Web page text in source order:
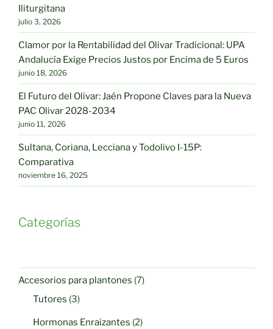
Iliturgitana
julio 3, 2026
Clamor por la Rentabilidad del Olivar Tradicional: UPA
Andalucía Exige Precios Justos por Encima de 5 Euros
junio 18, 2026
El Futuro del Olivar: Jaén Propone Claves para la Nueva
PAC Olivar 2028-2034
junio 11, 2026
Sultana, Coriana, Lecciana y Todolivo I-15P:
Comparativa
noviembre 16, 2025
Categorías
Accesorios para plantones 77
Tutores 33
Hormonas Enraizantes 22